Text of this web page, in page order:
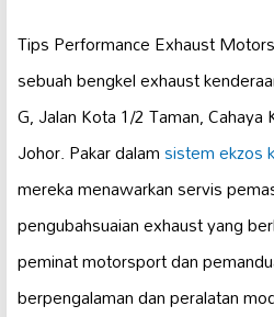
Tips Performance Exhaust
sebuah bengkel exhaust
G, Jalan Kota 1/2 Taman,
Johor. Pakar dalamsistem ekzos
mereka menawarkan servis
pengubahsuaian exhaust yang
peminat motorsport dan
berpengalaman dan peralatan